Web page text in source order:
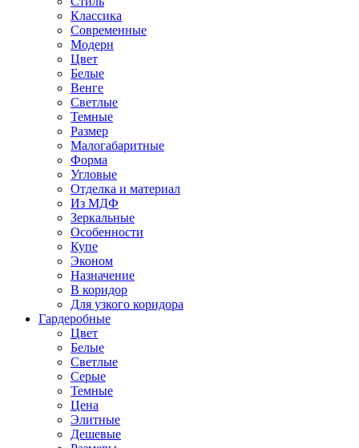
Классика
Современные
Модерн
Цвет
Белые
Венге
Светлые
Темные
Размер
Малогабаритные
Форма
Угловые
Отделка и материал
Из МДФ
Зеркальные
Особенности
Купе
Эконом
Назначение
В коридор
Для узкого коридора
Гардеробные
Цвет
Белые
Светлые
Серые
Темные
Цена
Элитные
Дешевые